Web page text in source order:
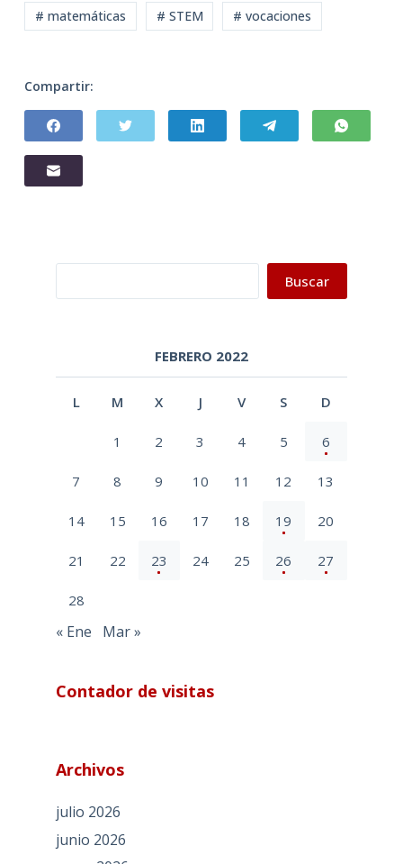
# matemáticas # STEM # vocaciones
Compartir:
Buscar
FEBRERO 2022
L M X J V S D
1 2 3 4 5 6
7 8 9 10 11 12 13
14 15 16 17 18 19 20
21 22 23 24 25 26 27
28
« Ene Mar »
Contador de visitas
Archivos
julio 2026
junio 2026